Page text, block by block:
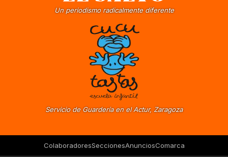
Un periodismo radicalmente diferente
Servicio de Guardería en el Actur, Zaragoza
ColaboradoresSeccionesAnunciosComarca